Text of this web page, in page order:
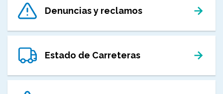
Denuncias y reclamos
Estado de Carreteras